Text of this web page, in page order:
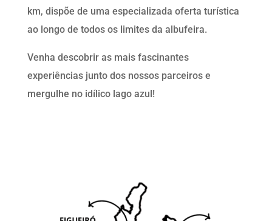
km, dispõe de uma especializada oferta turística
ao longo de todos os limites da albufeira.
Venha descobrir as mais fascinantes
experiências junto dos nossos parceiros e
mergulhe no idílico lago azul!